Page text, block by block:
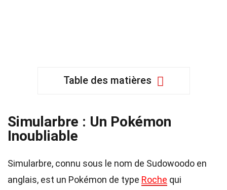
Table des matières
Simularbre : Un Pokémon
Inoubliable
Simularbre, connu sous le nom de Sudowoodo en
anglais, est un Pokémon de type Roche qui